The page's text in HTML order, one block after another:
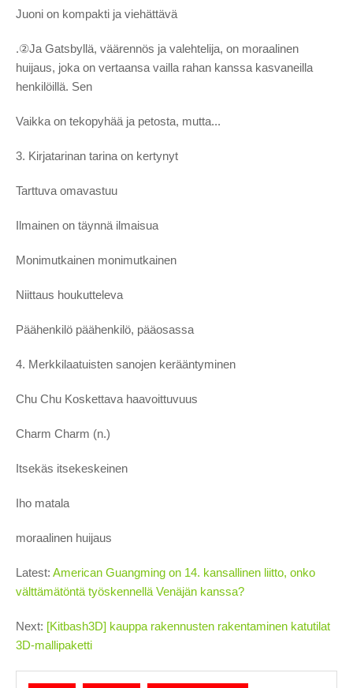
Juoni on kompakti ja viehättävä
.②Ja Gatsbyllä, väärennös ja valehtelija, on moraalinen
huijaus, joka on vertaansa vailla rahan kanssa kasvaneilla
henkilöillä. Sen
Vaikka on tekopyhää ja petosta, mutta...
3. Kirjatarinan tarina on kertynyt
Tarttuva omavastuu
Ilmainen on täynnä ilmaisua
Monimutkainen monimutkainen
Niittaus houkutteleva
Päähenkilö päähenkilö, pääosassa
4. Merkkilaatuisten sanojen kerääntyminen
Chu Chu Koskettava haavoittuvuus
Charm Charm (n.)
Itsekäs itsekeskeinen
Iho matala
moraalinen huijaus
Latest: American Guangming on 14. kansallinen liitto, onko
välttämätöntä työskennellä Venäjän kanssa?
Next: [Kitbash3D] kauppa rakennusten rakentaminen katutilat
3D-mallipaketti